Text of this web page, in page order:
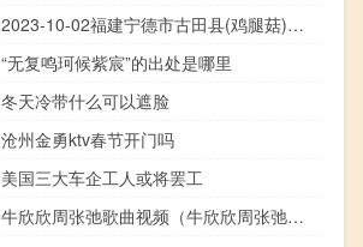
2023-10-02福建宁德市古田县(鸡腿菇)的报价是多少
“无复鸣珂候紫宸”的出处是哪里
冬天冷带什么可以遮脸
沧州金勇ktv春节开门吗
美国三大车企工人或将罢工
牛欣欣周张弛歌曲视频（牛欣欣周张弛接吻）